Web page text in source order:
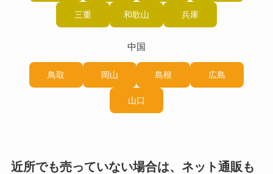
三重 和歌山 兵庫
中国
鳥取 岡山 島根 広島
山口
近所でも売っていない場合は、ネット通販も